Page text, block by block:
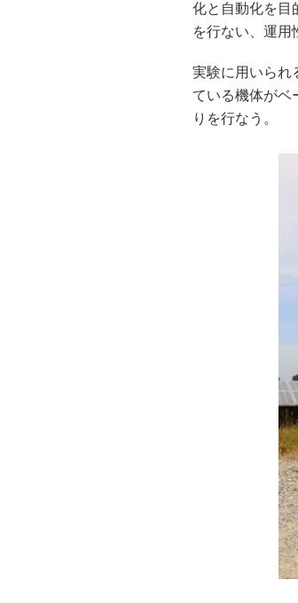
化と自動化を目
を行ない、運用
実験に用いられ
ている機体がベ
りを行なう。